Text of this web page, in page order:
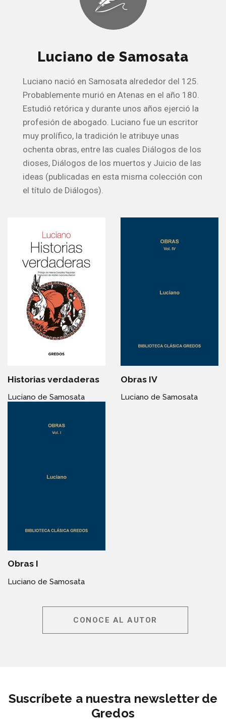
Luciano de Samosata
Luciano nació en Samosata alrededor del 125.
Probablemente murió en Atenas en el año 180.
Estudió retórica y durante unos años ejerció la
profesión de abogado. Luciano fue un escritor
muy prolífico, la tradición le atribuye unas
ochenta obras, entre las cuales Diálogos de los
dioses, Diálogos de los muertos y Juicio de las
ideas (publicadas en esta misma colección con
el título de Diálogos).
Historias verdaderas
Luciano de Samosata
Obras IV
Luciano de Samosata
Obras I
Luciano de Samosata
CONOCE AL AUTOR
Suscríbete a nuestra newsletter de
Gredos